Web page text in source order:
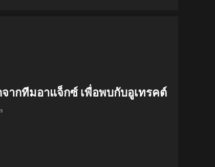
ากทีมอาแจ็กซ์ เพื่อพบกับอูเทรคต์